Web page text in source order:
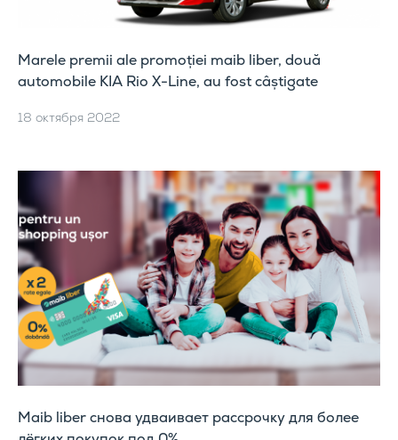
Marele premii ale promoției maib liber, două
automobile KIA Rio X-Line, au fost câștigate
18 октября 2022
Maib liber снова удваивает рассрочку для более